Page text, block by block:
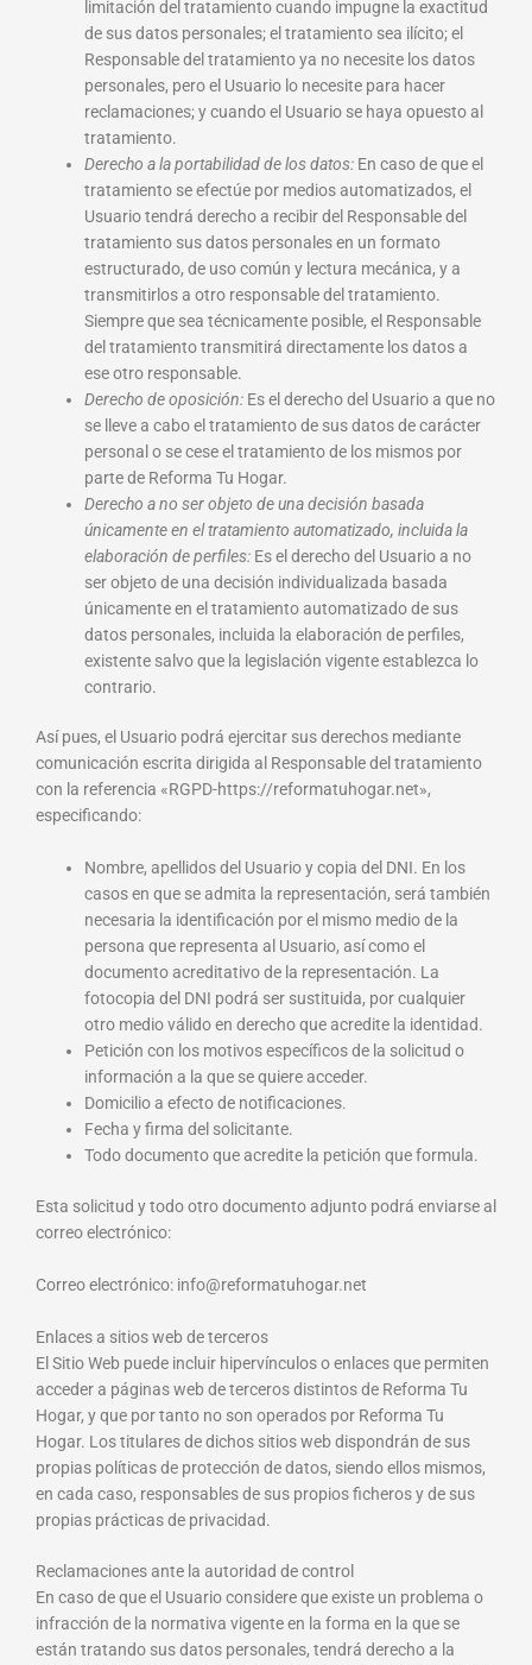
limitación del tratamiento cuando impugne la exactitud
de sus datos personales; el tratamiento sea ilícito; el
Responsable del tratamiento ya no necesite los datos
personales, pero el Usuario lo necesite para hacer
reclamaciones; y cuando el Usuario se haya opuesto al
tratamiento.
Derecho a la portabilidad de los datos: En caso de que el
tratamiento se efectúe por medios automatizados, el
Usuario tendrá derecho a recibir del Responsable del
tratamiento sus datos personales en un formato
estructurado, de uso común y lectura mecánica, y a
transmitirlos a otro responsable del tratamiento.
Siempre que sea técnicamente posible, el Responsable
del tratamiento transmitirá directamente los datos a
ese otro responsable.
Derecho de oposición: Es el derecho del Usuario a que no
se lleve a cabo el tratamiento de sus datos de carácter
personal o se cese el tratamiento de los mismos por
parte de Reforma Tu Hogar.
Derecho a no ser objeto de una decisión basada
únicamente en el tratamiento automatizado, incluida la
elaboración de perfiles: Es el derecho del Usuario a no
ser objeto de una decisión individualizada basada
únicamente en el tratamiento automatizado de sus
datos personales, incluida la elaboración de perfiles,
existente salvo que la legislación vigente establezca lo
contrario.
Así pues, el Usuario podrá ejercitar sus derechos mediante
comunicación escrita dirigida al Responsable del tratamiento
con la referencia «RGPD-https://reformatuhogar.net»,
especificando:
Nombre, apellidos del Usuario y copia del DNI. En los
casos en que se admita la representación, será también
necesaria la identificación por el mismo medio de la
persona que representa al Usuario, así como el
documento acreditativo de la representación. La
fotocopia del DNI podrá ser sustituida, por cualquier
otro medio válido en derecho que acredite la identidad.
Petición con los motivos específicos de la solicitud o
información a la que se quiere acceder.
Domicilio a efecto de notificaciones.
Fecha y firma del solicitante.
Todo documento que acredite la petición que formula.
Esta solicitud y todo otro documento adjunto podrá enviarse al
correo electrónico:
Correo electrónico: info@reformatuhogar.net
Enlaces a sitios web de terceros
El Sitio Web puede incluir hipervínculos o enlaces que permiten
acceder a páginas web de terceros distintos de Reforma Tu
Hogar, y que por tanto no son operados por Reforma Tu
Hogar. Los titulares de dichos sitios web dispondrán de sus
propias políticas de protección de datos, siendo ellos mismos,
en cada caso, responsables de sus propios ficheros y de sus
propias prácticas de privacidad.
Reclamaciones ante la autoridad de control
En caso de que el Usuario considere que existe un problema o
infracción de la normativa vigente en la forma en la que se
están tratando sus datos personales, tendrá derecho a la